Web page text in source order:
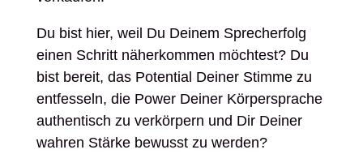
Du bist hier, weil Du Deinem Sprecherfolg
einen Schritt näherkommen möchtest? Du
bist bereit, das Potential Deiner Stimme zu
entfesseln, die Power Deiner Körpersprache
authentisch zu verkörpern und Dir Deiner
wahren Stärke bewusst zu werden?